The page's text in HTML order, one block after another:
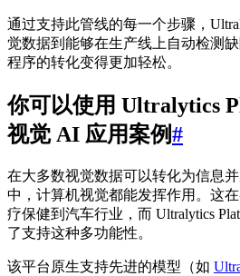
通过支持此管线的每一个步骤，
觉数据到能够在生产线上自动检测
程序的转化变得更加轻松。
你可以使用 Ultralytics
视觉 AI 应用案例#
在大多数视觉数据可以转化为信息
中，计算机视觉都能发挥作用。这
疗保健到汽车行业，而 Ultralytics
了支持这种多功能性。
该平台原生支持先进的模型（如